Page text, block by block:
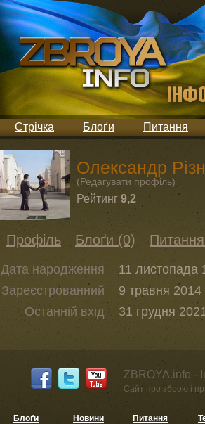
Стрічка Блоґи Питання
Олександр
(Редагувати профіль)
Рейтинг 9,2
Профіль Блоґи (0)
Дата народження
11 листопада
Зареєстрованний
9 травня
Останній вхід
31 грудня
ZBROYA.info -
Сайт про зброю і
Блоґи
Новини
Питання